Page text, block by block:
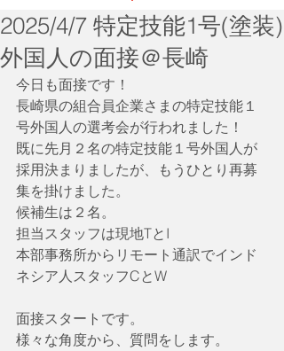
2025/4/7 特定技能1号(塗装)
外国人の面接＠長崎
今日も面接です！
長崎県の組合員企業さまの特定技能１
号外国人の選考会が行われました！
既に先月２名の特定技能１号外国人が
採用決まりましたが、もうひとり再募
集を掛けました。
候補生は２名。
担当スタッフは現地TとI
本部事務所からリモート通訳でインド
ネシア人スタッフCとW
面接スタートです。
様々な角度から、質問をします。